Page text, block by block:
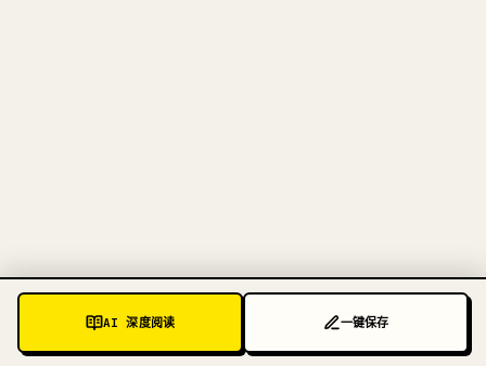
AI 深度阅读 一键保存
苦。YouMind 把整篇 Markdown 一键转成干净、可
直接发布的 𝕏 文章草稿。